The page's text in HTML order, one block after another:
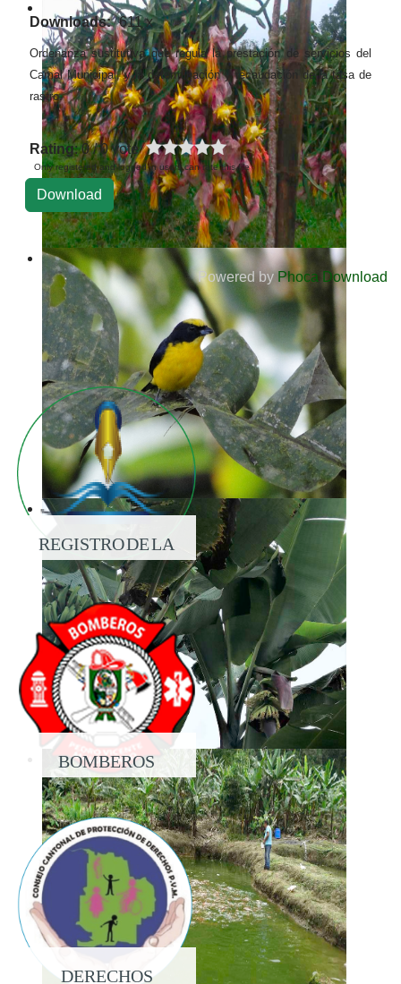
Downloads: 611 x
Ordenanza sustitutiva que regula la prestación de servicios del
Camal Municipal, y la determinación y recaudación de la tasa de
rastro.
Rating: 0 / 0 vote
Only registered and logged in users can rate this file
Powered by Phoca Download
REGISTRO DE LA
PROPIEDAD
BOMBEROS
DERECHOS